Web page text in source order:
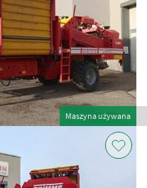
Maszyna używana